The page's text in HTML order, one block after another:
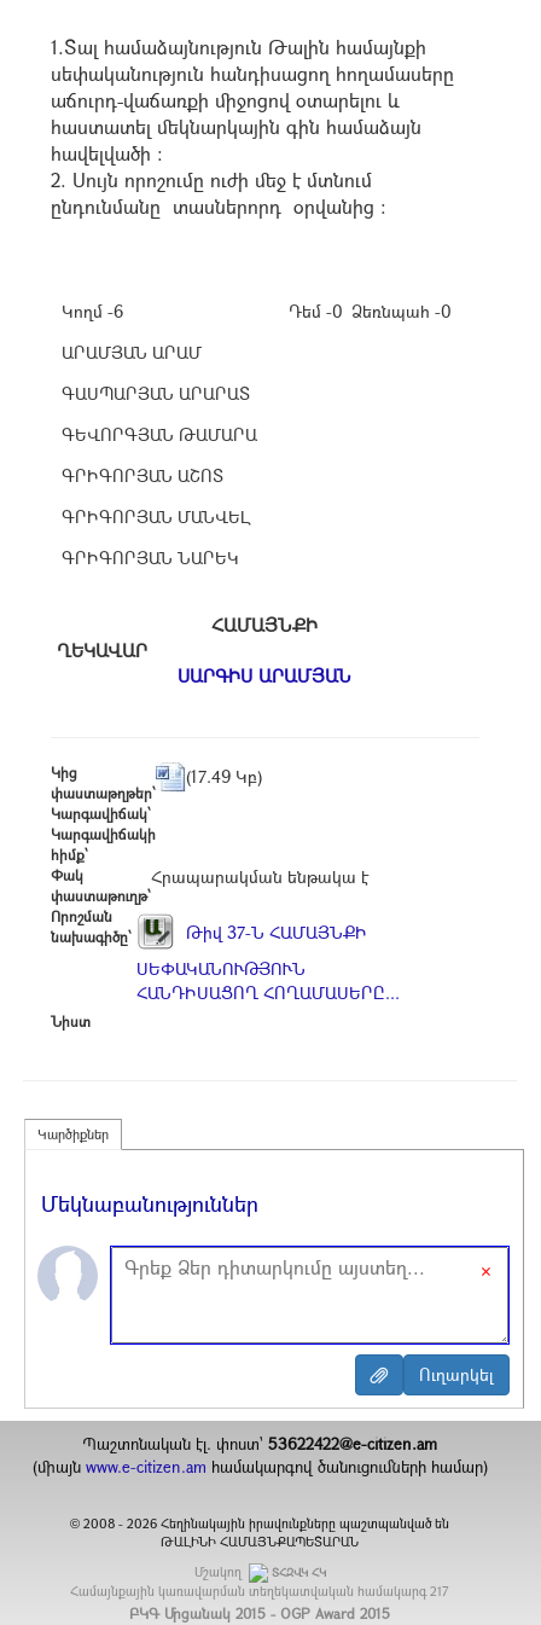
1.Տալ համաձայնություն Թալին համայնքի
սեփականություն հանդիսացող հողամասերը
աճուրդ-վաճառքի միջոցով օտարելու և
հաստատել մեկնարկային գին համաձայն
հավելվածի :
2. Սույն որոշումը ուժի մեջ է մտնում
ընդունմանը տասներորդ օրվանից :
Կողմ -6
ԱՐԱՄՅԱՆ ԱՐԱՄ
ԳԱՍՊԱՐՅԱՆ ԱՐԱՐԱՏ
ԳԵՎՈՐԳՅԱՆ ԹԱՄԱՐԱ
ԳՐԻԳՈՐՅԱՆ ԱՇՈՏ
ԳՐԻԳՈՐՅԱՆ ՄԱՆՎԵԼ
ԳՐԻԳՈՐՅԱՆ ՆԱՐԵԿ
Դեմ -0 Ձեռնպահ -0
ՀԱՄԱՅՆՔԻ
ՂԵԿԱՎԱՐ
ՍԱՐԳԻՍ ԱՐԱՄՅԱՆ
Կից
փաստաթղթեր՝
(17.49 Կբ)
Կարգավիճակ՝
Կարգավիճակի
հիմք՝
Փակ
փաստաթուղթ՝
Հրապարակման ենթակա է
Որոշման
նախագիծը՝
Թիվ 37-Ն ՀԱՄԱՅՆՔԻ
ՍԵՓԱԿԱՆՈՒԹՅՈՒՆ
ՀԱՆԴԻՍԱՑՈՂ ՀՈՂԱՄԱՍԵՐԸ...
Նիստ
Կարծիքներ
Մեկնաբանություններ
×
Պաշտոնական էլ. փոստ`53622422@e-citizen.am
(միայն www.e-citizen.am համակարգով ծանուցումների համար)
© 2008 -2026 Հեղինակային իրավունքները պաշտպանված են
ԹԱԼԻՆԻ ՀԱՄԱՅՆՔԱՊԵՏԱՐԱՆ
Մշակող
ՏՀԶՎԿ ՀԿ
Համայնքային կառավարման տեղեկատվական համակարգ 217
ԲԿԳ Մրցանակ 2015 - OGP Award 2015